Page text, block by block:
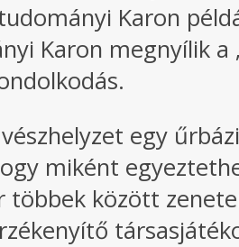
Karon
Karon megnyílik a
egy
miként
többek között